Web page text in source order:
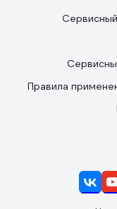
Правила